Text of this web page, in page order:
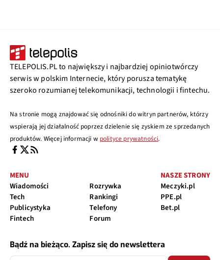
TELEPOLIS.PL to największy i najbardziej opiniotwórczy
serwis w polskim Internecie, który porusza tematykę
szeroko rozumianej telekomunikacji, technologii i fintechu.
Na stronie mogą znajdować się odnośniki do witryn partnerów, którzy
wspierają jej działalność poprzez dzielenie się zyskiem ze sprzedanych
produktów. Więcej informacji w polityce prywatności.
MENU
Wiadomości
Tech
Publicystyka
Fintech
Rozrywka
Rankingi
Telefony
Forum
NASZE STRONY
Meczyki.pl
PPE.pl
Bet.pl
Bądź na bieżąco. Zapisz się do newslettera